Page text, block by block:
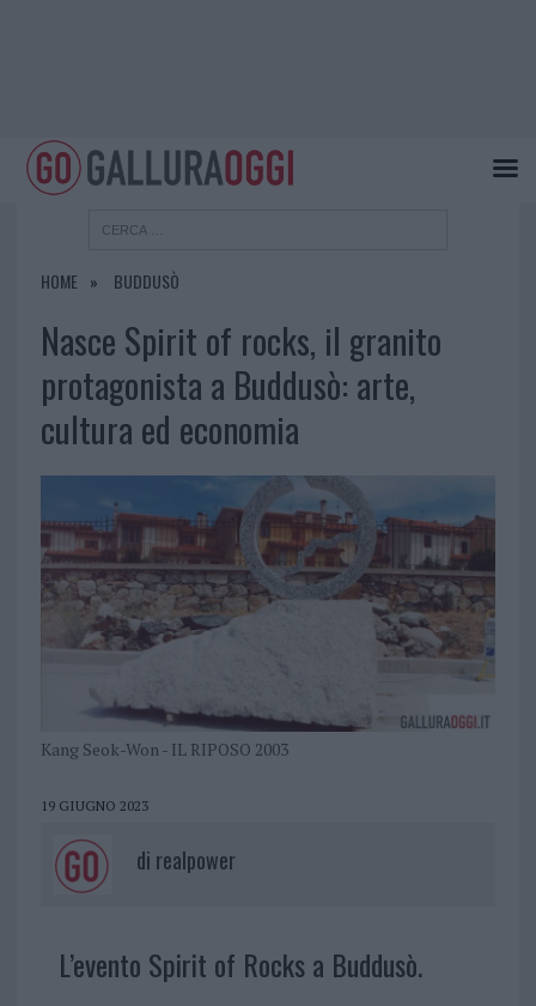
HOME BUDDUSÒ
Nasce Spirit of rocks, il granito
protagonista a Buddusò: arte,
cultura ed economia
Kang Seok-Won - IL RIPOSO 2003
19 GIUGNO 2023
di realpower
L’evento Spirit of Rocks a Buddusò.